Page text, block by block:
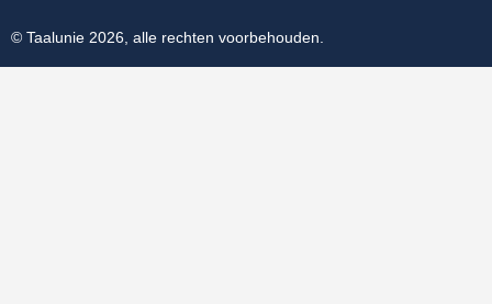
© Taalunie 2026, alle rechten voorbehouden.